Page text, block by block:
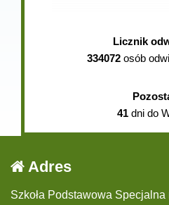
Licznik
334072osób
41 dni do
Adres
Szkoła Podstawowa Specjalna